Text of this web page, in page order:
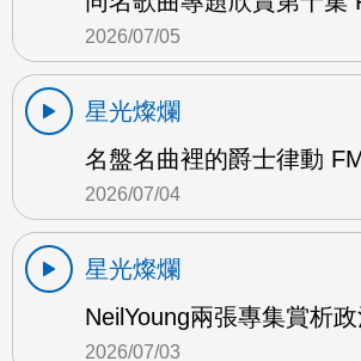
2026/07/05
星光燦爛
名盤名曲裡的爵士律動
2026/07/04
星光燦爛
NeilYoung兩張專集賞析
2026/07/03